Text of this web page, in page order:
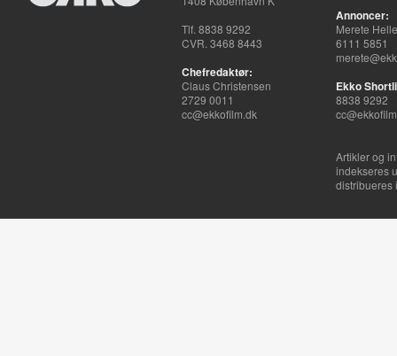
Tlf. 8838 9292
CVR. 3468 8443
Chefredaktør:
Claus Christensen
2729 0011
cc@ekkofilm.dk
Annoncer:
Merete
6111 5851
Ekko
8838 9292
Artikler og
indekseres
distribueres